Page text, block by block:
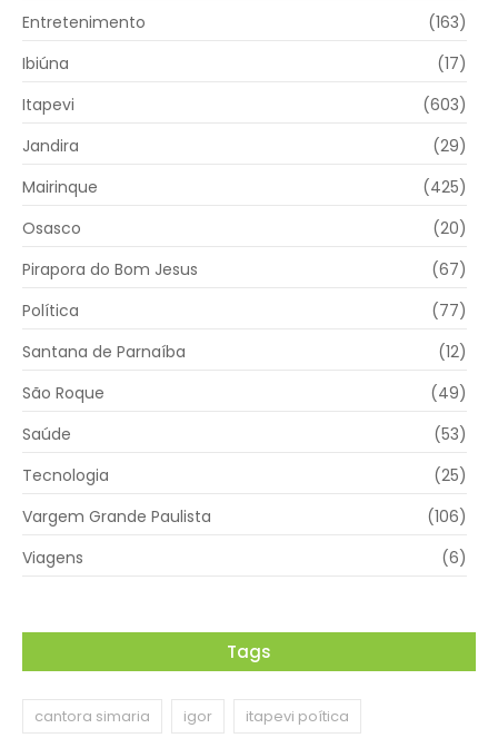
Entretenimento
(163)
Ibiúna
(17)
Itapevi
(603)
Jandira
(29)
Mairinque
(425)
Osasco
(20)
Pirapora do Bom Jesus
(67)
Política
(77)
Santana de Parnaíba
(12)
São Roque
(49)
Saúde
(53)
Tecnologia
(25)
Vargem Grande Paulista
(106)
Viagens
(6)
Tags
cantora simaria igor itapevi poítica